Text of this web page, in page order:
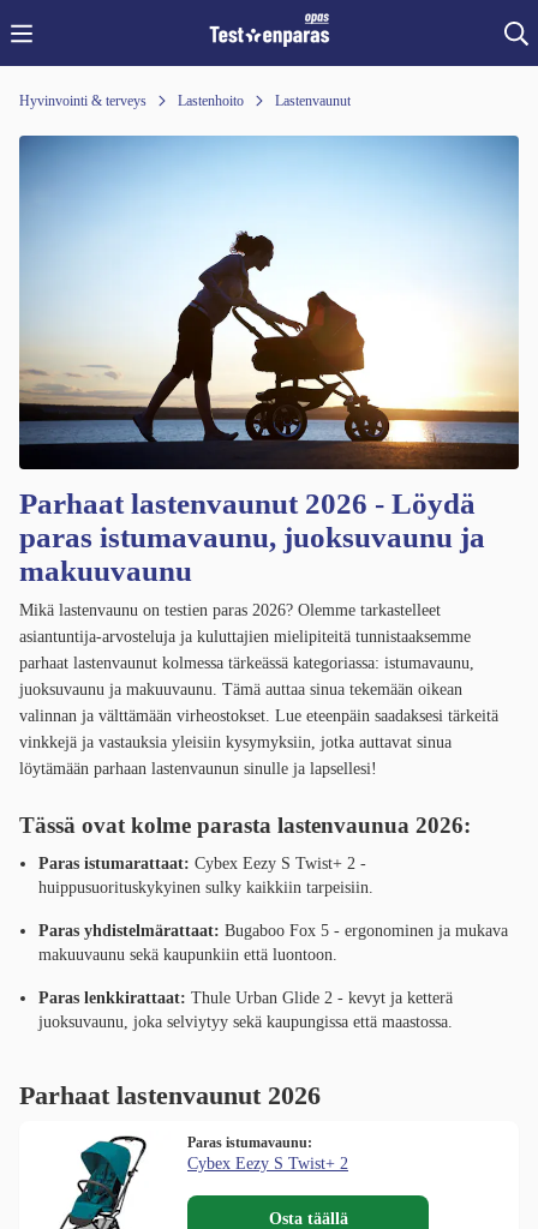
Hyvinvointi & terveys Lastenhoito Lastenvaunut
Parhaat lastenvaunut 2026 - Löydä
paras istumavaunu, juoksuvaunu ja
makuuvaunu
Mikä lastenvaunu on testien paras 2026? Olemme tarkastelleet
asiantuntija-arvosteluja ja kuluttajien mielipiteitä tunnistaaksemme
parhaat lastenvaunut kolmessa tärkeässä kategoriassa: istumavaunu,
juoksuvaunu ja makuuvaunu. Tämä auttaa sinua tekemään oikean
valinnan ja välttämään virheostokset. Lue eteenpäin saadaksesi tärkeitä
vinkkejä ja vastauksia yleisiin kysymyksiin, jotka auttavat sinua
löytämään parhaan lastenvaunun sinulle ja lapsellesi!
Tässä ovat kolme parasta lastenvaunua 2026:
Paras istumarattaat: Cybex Eezy S Twist+ 2 -
huippusuorituskykyinen sulky kaikkiin tarpeisiin.
Paras yhdistelmärattaat: Bugaboo Fox 5 - ergonominen ja mukava
makuuvaunu sekä kaupunkiin että luontoon.
Paras lenkkirattaat: Thule Urban Glide 2 - kevyt ja ketterä
juoksuvaunu, joka selviytyy sekä kaupungissa että maastossa.
Parhaat lastenvaunut 2026
Paras istumavaunu:
Cybex Eezy S Twist+ 2
Osta täällä